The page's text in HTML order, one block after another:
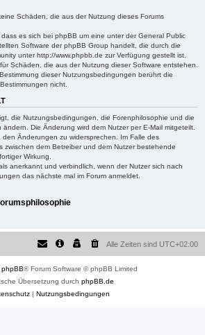
Schäden, die aus der Nutzung dieses Forums
es sich bei phpBB um eine unter der General Public
Software der phpBB Group handelt, die durch die
unter http://www.phpbb.de zur Verfügung gestellt ist.
Schäden, die aus der Nutzung dieser Software entstehen.
dieser Nutzungsbedingungen berührt die
nicht.
die Nutzungsbedingungen, die Forenphilosophie und die
Die Änderung wird dem Nutzer per E-Mail mitgeteilt.
den Änderungen zu widersprechen. Im Falle des
zwischen dem Betreiber und dem Nutzer bestehende
Wirkung.
anerkannt und verbindlich, wenn der Nutzer sich nach
das nächste mal im Forum anmeldet.
Alle Zeiten sind UTC+02:00
phpBB® Forum Software © phpBB Limited
Übersetzung durch phpBB.de
| Nutzungsbedingungen